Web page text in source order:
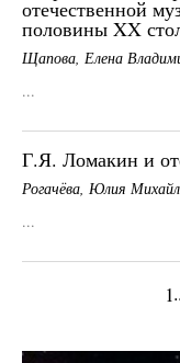
отечественной
половины XX
Щапова, Елена
...
Г.Я. Ломакин и
Рогачёва, Юлия
...
1